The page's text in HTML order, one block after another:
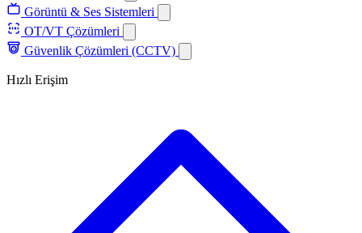
Görüntü & Ses Sistemleri
OT/VT Çözümleri
Güvenlik Çözümleri (CCTV)
Hızlı Erişim